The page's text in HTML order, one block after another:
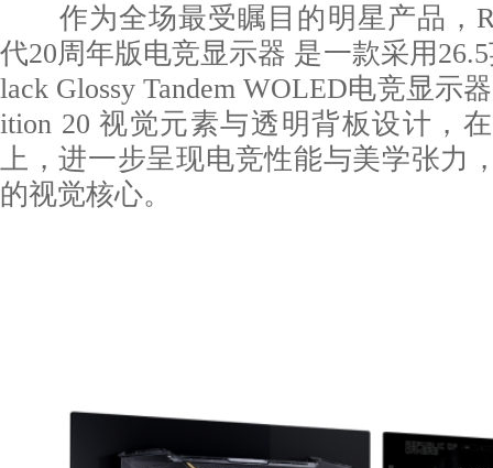
作为全场最受瞩目的明星产品，
代20周年版电竞显示器 是一款采用
lack Glossy Tandem WOLED电竞显示
ition 20 视觉元素与透明背板设计，
上，进一步呈现电竞性能与美学张力
的视觉核心。